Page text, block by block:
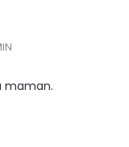
maman.